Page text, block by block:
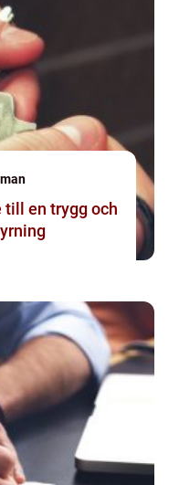
till en trygg och